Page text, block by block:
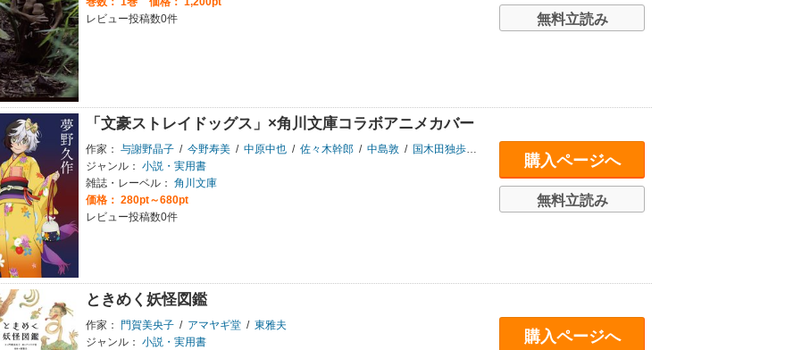
レビュー投稿数0件
無料立読み
「文豪ストレイドッグス」×角川文庫コラボアニメカバー
作家： 与謝野晶子 / 今野寿美 / 中原中也 / 佐々木幹郎 / 中島敦 / 国木田独歩 / 夢野久作
ジャンル： 小説・実用書
雑誌・レーベル： 角川文庫
価格： 280pt～680pt
レビュー投稿数0件
購入ページへ
無料立読み
ときめく妖怪図鑑
作家： 門賀美央子 / アマヤギ堂 / 東雅夫
ジャンル： 小説・実用書
購入ページへ